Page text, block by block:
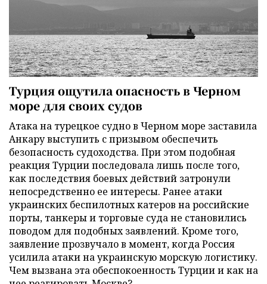
Турция ощутила опасность в Черном
море для своих судов
Атака на турецкое судно в Черном море заставила
Анкару выступить с призывом обеспечить
безопасность судоходства. При этом подобная
реакция Турции последовала лишь после того,
как последствия боевых действий затронули
непосредственно ее интересы. Ранее атаки
украинских беспилотных катеров на российские
порты, танкеры и торговые суда не становились
поводом для подобных заявлений. Кроме того,
заявление прозвучало в момент, когда Россия
усилила атаки на украинскую морскую логистику.
Чем вызвана эта обеспокоенность Турции и как на